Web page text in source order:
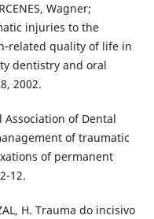
Wagner;
injuries to the
quality of life in
dentistry and oral
2002.
Association of Dental
of traumatic
of permanent
12.
H. Trauma do incisivo